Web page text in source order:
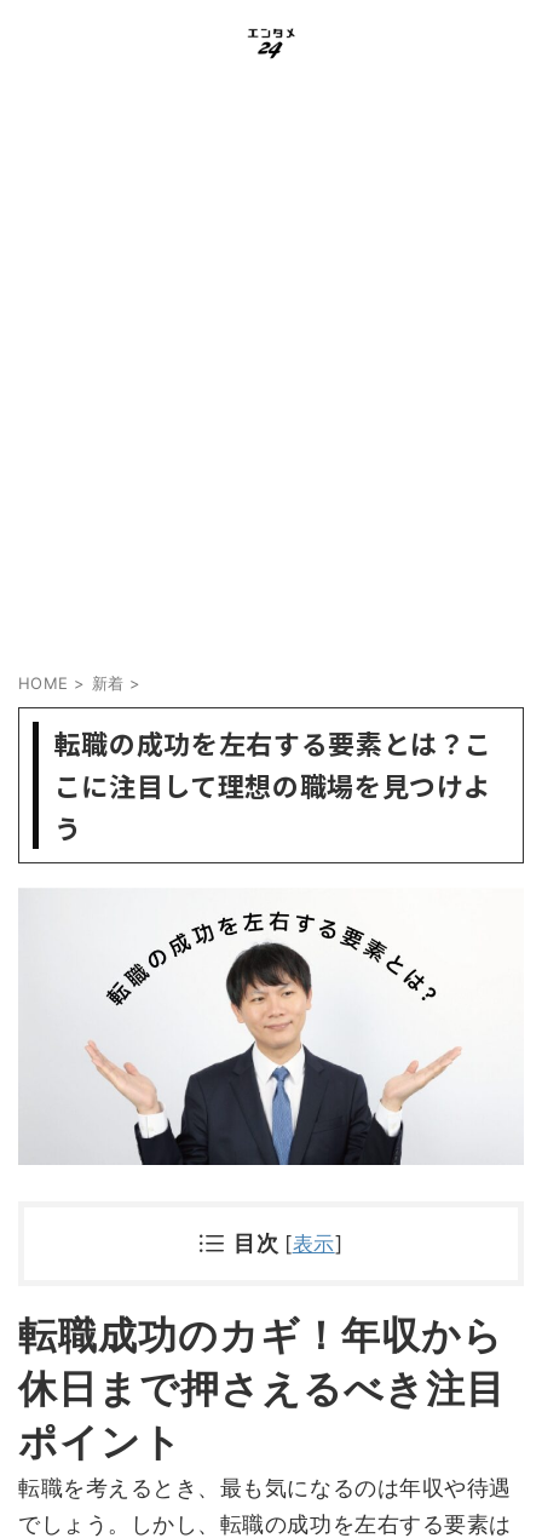
HOME > 新着 >
転職の成功を左右する要素とは？こ
こに注目して理想の職場を見つけよ
う
目次 [表示]
転職成功のカギ！年収から
休日まで押さえるべき注目
ポイント
転職を考えるとき、最も気になるのは年収や待遇
でしょう。しかし、転職の成功を左右する要素は